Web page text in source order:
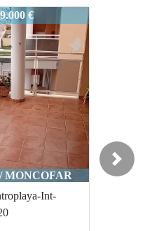
RF:7007-
€
MONCOFAR
Rf:3003
Next